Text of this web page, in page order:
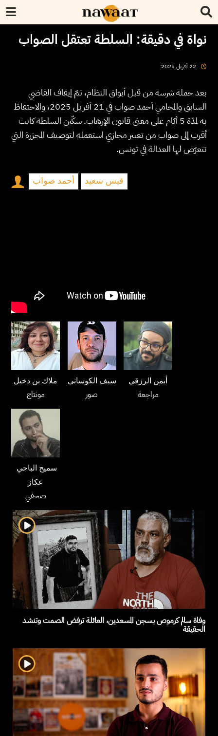
نواة في دقيقة: السلطة تعتقل الصواب
22 أفريل2025
بعد حملة شرسة من قبل أبواق النظام، تمّ إيقاف القاضي
السابق والمحامي أحمد صواب في 21 أفريل 2025، والاحتفاظ
به لمدّة 5 أيّام على معنى قانون الإرهاب. سكّين السلطة كانت
أقرب إلى صواب من تعبير مجازي استعمله لتوصيف المجزرة التي
تتعرّض لها العدالة في تونس.
أحمد صواب قيس سعيد
ملاك بن دخيل
مونتاج
سيف الكوساني
صور
أيمن الرزقي
مراجعة
عكاز
صحفي
وفاة سالم كرموص بسجن المسعدين، العائلة ترفض الصمت وتنشد
الحقيقة